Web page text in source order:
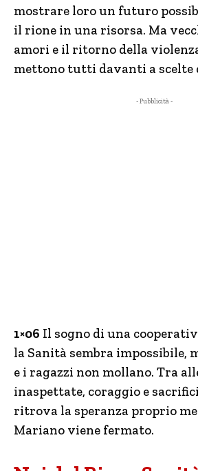
mostrare loro un futuro
il rione in una risorsa. Ma
amori e il ritorno della
mettono tutti davanti a scelte
- Pubblicità -
1×06 Il sogno di una
la Sanità sembra impossibile,
e i ragazzi non mollano. Tra
inaspettate, coraggio e
ritrova la speranza proprio
Mariano viene fermato.